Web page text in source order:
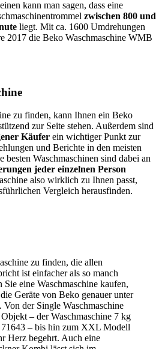
kann man sagen, dass eine
zwischen 800 und
liegt. Mit ca. 1600 Umdrehungen
2017 die Beko Waschmaschine WMB
zu finden, kann Ihnen ein Beko
zur Seite stehen. Außerdem sind
Käufer ein wichtiger Punkt zur
und Berichte in den meisten
Waschmaschinen sind dabei an
jeder einzelnen Person
also wirklich zu Ihnen passt,
Vergleich herausfinden.
zu finden, die allen
ist einfacher als so manch
eine Waschmaschine kaufen,
Geräte von Beko genauer unter
Von der Single Waschmaschine
– der Waschmaschine 7 kg
– bis hin zum XXL Modell
Herz begehrt. Auch eine